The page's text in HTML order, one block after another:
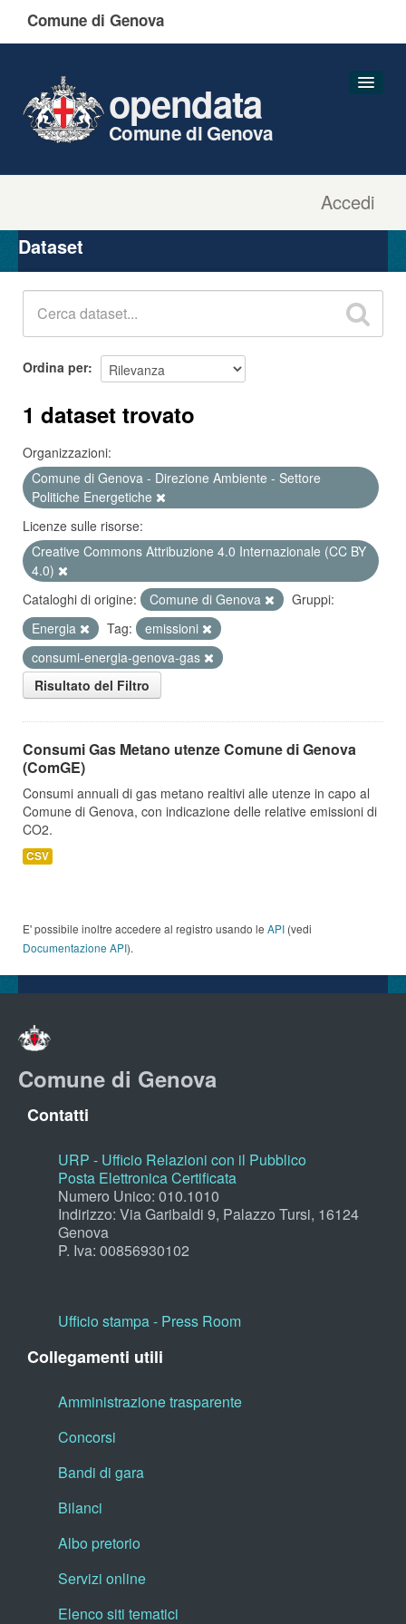
Comune di Genova
Accedi
opendata
Comune di Genova
Organizzazioni
Gruppi
Dataset
Ordina per
1 dataset trovato
Organizzazioni:
Comune di Genova - Direzione Ambiente - Settore
Politiche Energetiche
Licenze sulle risorse:
Creative Commons Attribuzione 4.0 Internazionale (CC BY
4.0)
Cataloghi di origine:
Comune di Genova
Gruppi:
Energia
Tag:
emissioni
consumi-energia-genova-gas
Risultato del Filtro
Consumi Gas Metano utenze Comune di Genova
(ComGE)
Consumi annuali di gas metano realtivi alle utenze in capo al
Comune di Genova, con indicazione delle relative emissioni di
CO2.
CSV
E' possibile inoltre accedere al registro usando le API (vedi
Documentazione API).
Comune di Genova
Contatti
URP - Ufficio Relazioni con il Pubblico
Posta Elettronica Certificata
Numero Unico: 010.1010
Indirizzo: Via Garibaldi 9, Palazzo Tursi, 16124
Genova
P. Iva: 00856930102
Ufficio stampa - Press Room
Collegamenti utili
Amministrazione trasparente
Concorsi
Bandi di gara
Bilanci
Albo pretorio
Servizi online
Elenco siti tematici